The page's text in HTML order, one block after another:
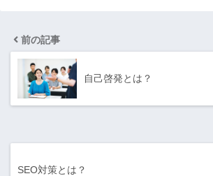
前の記事
自己啓発とは？
SEO対策とは？